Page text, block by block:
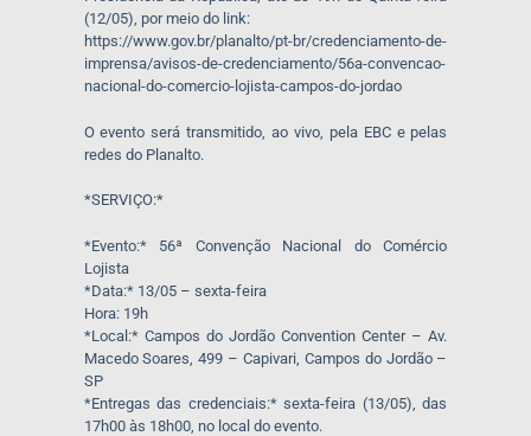
(12/05), por meio do link:
https://www.gov.br/planalto/pt-br/credenciamento-de-
imprensa/avisos-de-credenciamento/56a-convencao-
nacional-do-comercio-lojista-campos-do-jordao
O evento será transmitido, ao vivo, pela EBC e pelas
redes do Planalto.
*SERVIÇO:*
*Evento:* 56ª Convenção Nacional do Comércio
Lojista
*Data:* 13/05 – sexta-feira
Hora: 19h
*Local:* Campos do Jordão Convention Center – Av.
Macedo Soares, 499 – Capivari, Campos do Jordão –
SP
*Entregas das credenciais:* sexta-feira (13/05), das
17h00 às 18h00, no local do evento.